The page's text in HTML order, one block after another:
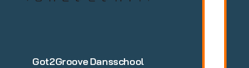
Got2Groove Dansschool